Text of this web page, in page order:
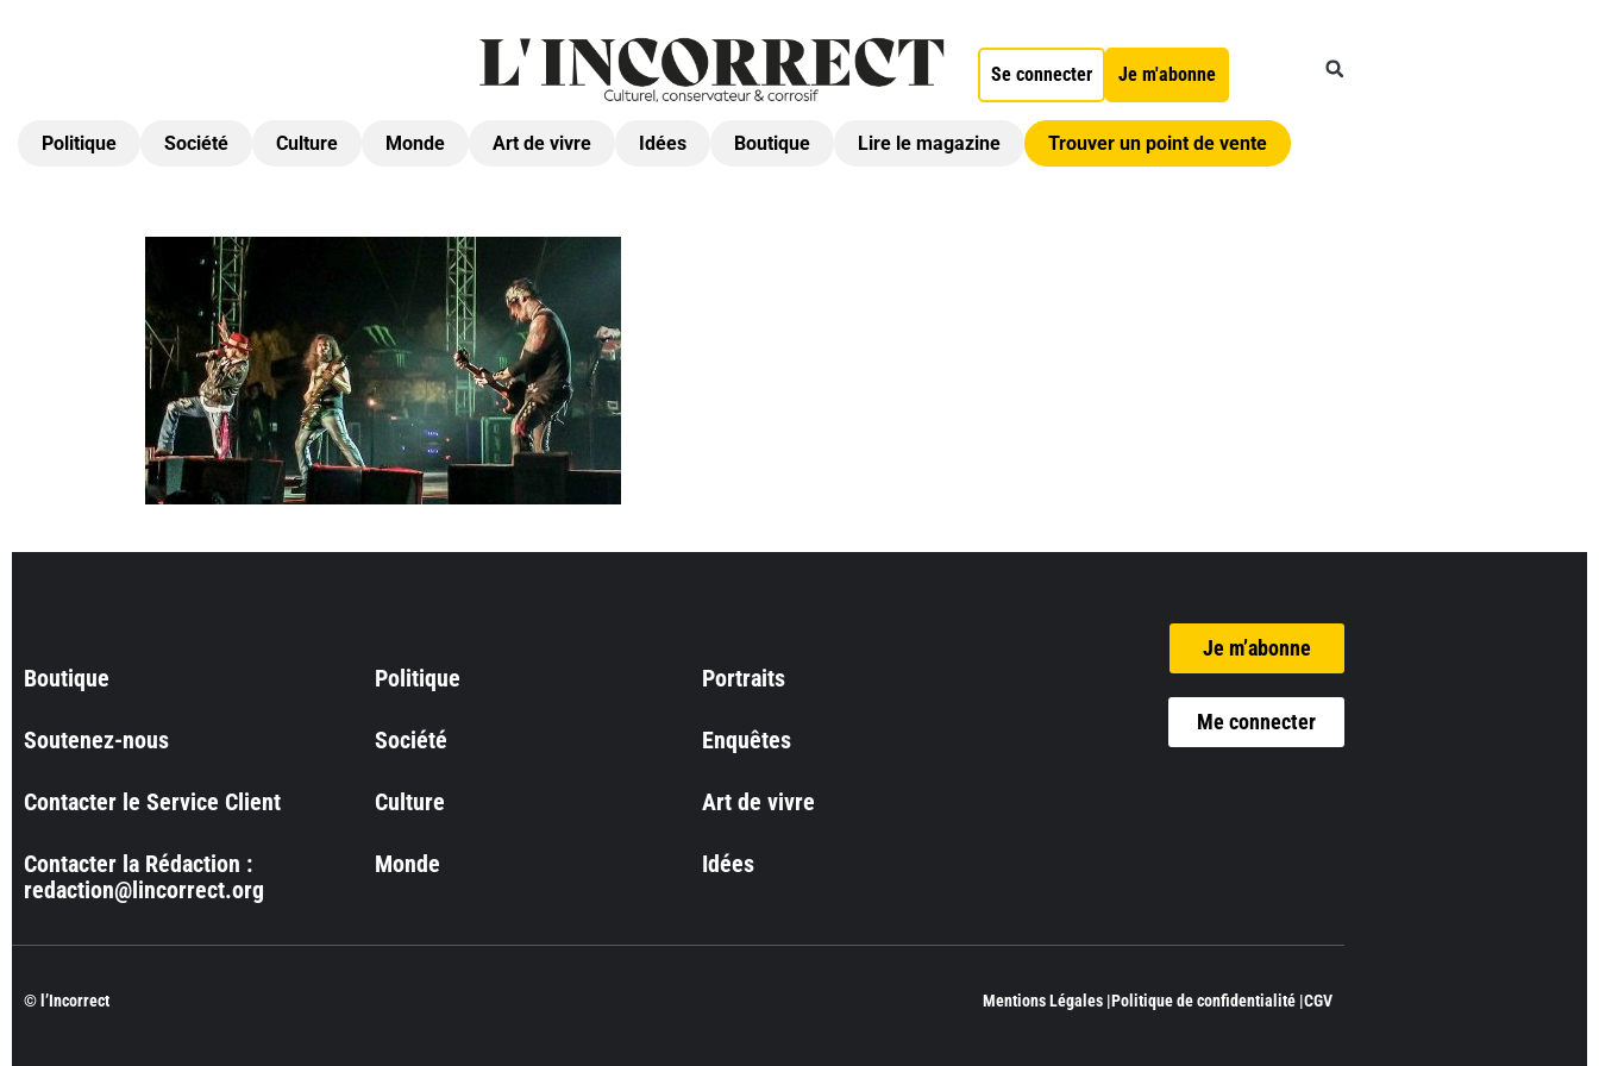
Se connecter Je m'abonne
Politique Société Culture Monde Art de vivre Idées Boutique Lire le magazine Trouver un point de vente
Boutique
Soutenez-nous
Contacter le Service Client
Contacter la Rédaction :
redaction@lincorrect.org
Politique
Société
Culture
Monde
Portraits
Enquêtes
Art de vivre
Idées
Je m’abonne
Me connecter
© l’Incorrect Mentions Légales |Politique de confidentialité |CGV